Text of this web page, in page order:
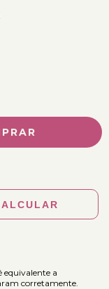
equivalente a
corretamente.